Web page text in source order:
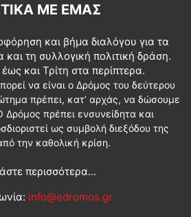
ΜΕ ΕΜΆΣ
και βήμα διαλόγου για τα
και τη συλλογική πολιτική δράση.
και Τρίτη στα περίπτερα.
να είναι ο Δρόμος του δεύτερου
πρέπει, κατ’ αρχάς, να δώσουμε
πρέπει ενσυνείδητα και
ως συμβολή διεξόδου της
την καθολική κρίση.
περισσότερα...
info@edromos.gr